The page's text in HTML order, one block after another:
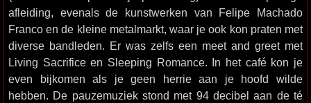
afleiding, evenals de kunstwerken van Felipe Machado
Franco en de kleine metalmarkt, waar je ook kon praten met
diverse bandleden. Er was zelfs een meet and greet met
Living Sacrifice en Sleeping Romance. In het café kon je
even bijkomen als je geen herrie aan je hoofd wilde
hebben. De pauzemuziek stond met 94 decibel aan de té